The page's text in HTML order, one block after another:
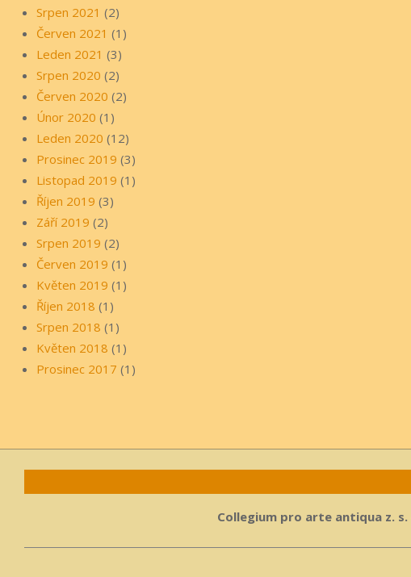
Srpen 2021 (2)
Červen 2021 (1)
Leden 2021 (3)
Srpen 2020 (2)
Červen 2020 (2)
Únor 2020 (1)
Leden 2020 (12)
Prosinec 2019 (3)
Listopad 2019 (1)
Říjen 2019 (3)
Září 2019 (2)
Srpen 2019 (2)
Červen 2019 (1)
Květen 2019 (1)
Říjen 2018 (1)
Srpen 2018 (1)
Květen 2018 (1)
Prosinec 2017 (1)
Collegium pro arte antiqua z. s.